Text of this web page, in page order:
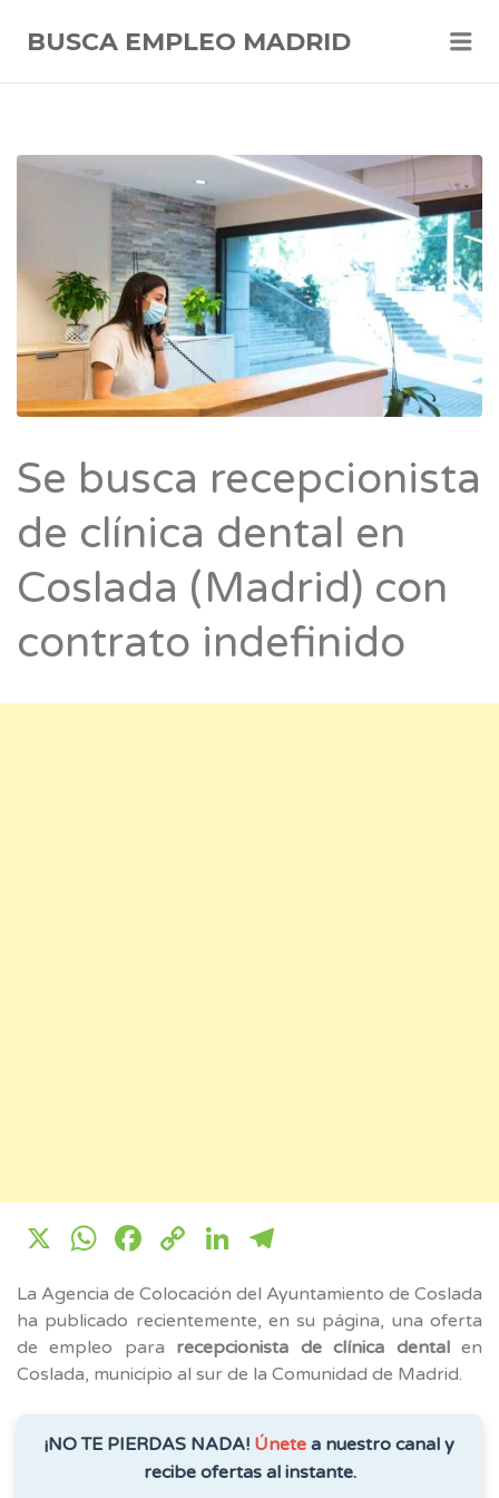
BUSCA EMPLEO MADRID
Se busca recepcionista
de clínica dental en
Coslada (Madrid) con
contrato indefinido
X WhatsApp
Facebook
CopyLinkedIn
La Agencia de Colocación del Ayuntamiento de Coslada
ha publicado recientemente, en su página, una oferta
de empleo para recepcionista de clínica dentalen
Coslada, municipio al sur de la Comunidad de Madrid.
¡NO TE PIERDAS NADA! Únete a nuestro canal y
recibe ofertas al instante.